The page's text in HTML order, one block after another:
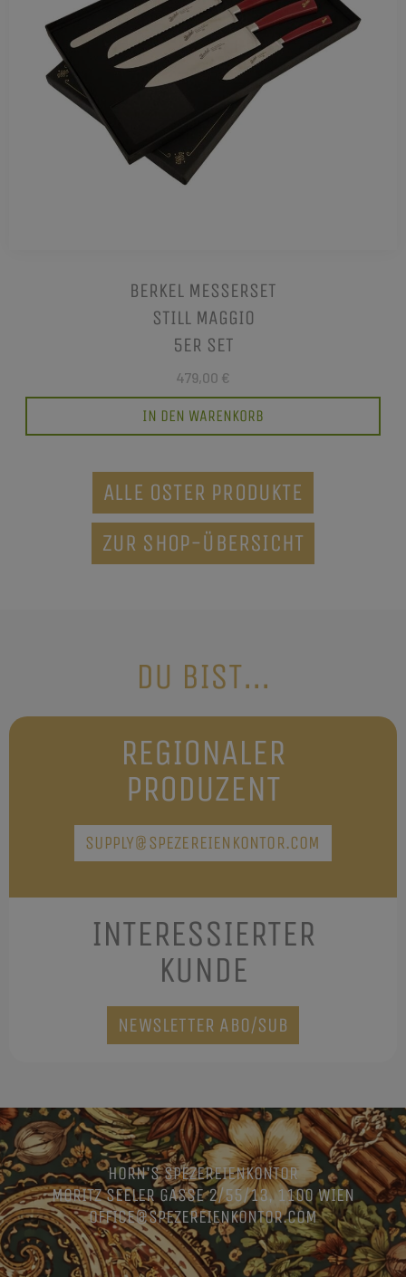
BERKEL MESSERSET
STILL MAGGIO
5ER SET
479,00 €
IN DEN WARENKORB
ALLE OSTER PRODUKTE
ZUR SHOP-ÜBERSICHT
DU BIST...
REGIONALER
PRODUZENT
SUPPLY@SPEZEREIENKONTOR.COM
INTERESSIERTER
KUNDE
NEWSLETTER ABO/SUB
HORN’S SPEZEREIENKONTOR
MORITZ SEELER GASSE 2/55/13, 1100 WIEN
OFFICE@SPEZEREIENKONTOR.COM